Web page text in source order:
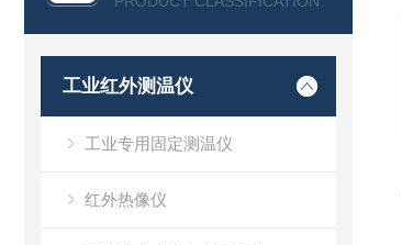
工业红外测温仪
工业专用固定测温仪
红外热像仪